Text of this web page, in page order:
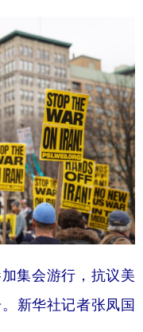
集会游行，抗议美
新华社记者张凤国